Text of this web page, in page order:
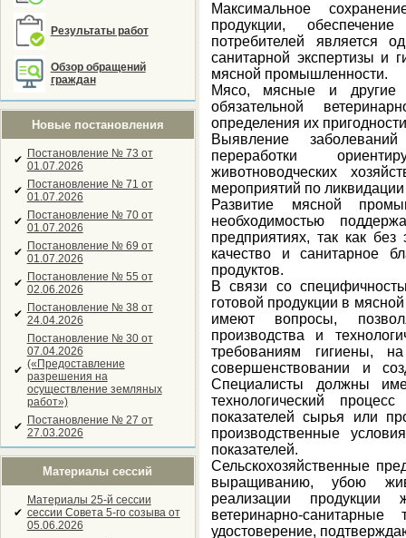
Результаты работ
Обзор обращений
граждан
Новые постановления
✔ Постановление № 73 от
01.07.2026
✔ Постановление № 71 от
01.07.2026
✔ Постановление № 70 от
01.07.2026
✔ Постановление № 69 от
01.07.2026
✔ Постановление № 55 от
02.06.2026
✔ Постановление № 38 от
24.04.2026
✔
Постановление № 30 от
07.04.2026
(«Предоставление
разрешения на
осуществление земляных
работ»)
✔ Постановление № 27 от
27.03.2026
Материалы сессий
✔
Материалы 25-й сессии
сессии Совета 5-го созыва от
05.06.2026
Максимальное
продукции,
потребителей является
санитарной экспертизы и
мясной промышленности.
Мясо, мясные и другие
обязательной
определения их
Выявление
переработки
животноводческих
мероприятий по
Развитие мясной
необходимостью
предприятиях, так как
качество и санитарное
продуктов.
В связи со
готовой продукции в
имеют вопросы,
производства и
требованиям гигиены,
совершенствовании и
Специалисты должны
технологический
показателей сырья или
производственные
показателей.
Сельскохозяйственные
выращиванию, убою
реализации продукции
ветеринарно-
удостоверение,